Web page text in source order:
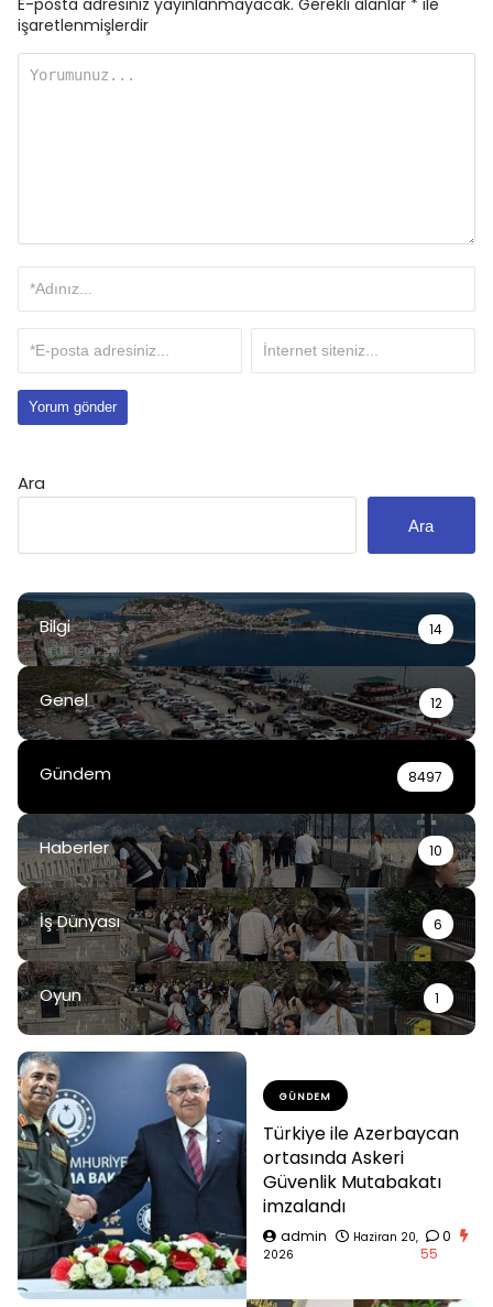
E-posta adresiniz yayınlanmayacak. Gerekli alanlar * ile
işaretlenmişlerdir
Ara
Ara
Bilgi 14
Genel 12
Gündem 8497
Haberler 10
İş Dünyası 6
Oyun 1
GÜNDEM
Türkiye ile Azerbaycan
ortasında Askeri
Güvenlik Mutabakatı
imzalandı
admin
Haziran 20,
2026
0
55